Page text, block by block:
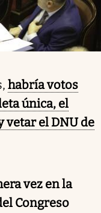
habría votos
única, el
el DNU de
vez en la
Congreso